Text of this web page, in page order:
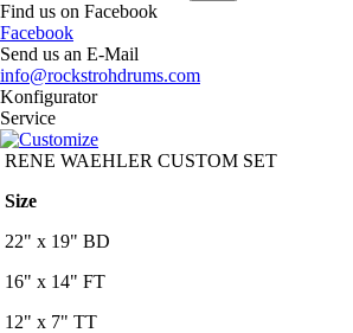
Find us on Facebook
Facebook
Send us an E-Mail
info@rockstrohdrums.com
Konfigurator
Service
RENE WAEHLER CUSTOM SET
Size
22" x 19" BD
16" x 14" FT
12" x 7" TT